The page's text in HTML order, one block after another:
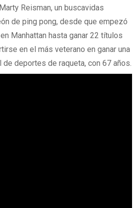
Reisman, un buscavidas
de ping pong, desde que empezó
Manhattan hasta ganar 22 títulos
en el más veterano en ganar una
deportes de raqueta, con 67 años.